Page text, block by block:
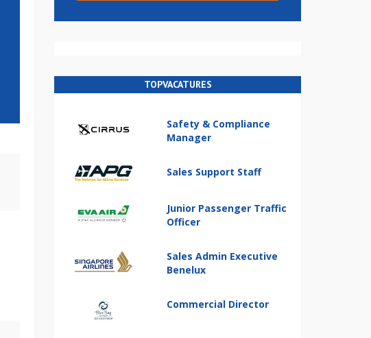
TOPVACATURES
Safety & Compliance
Manager
Sales Support Staff
Junior Passenger Traffic
Officer
Sales Admin Executive
Benelux
Commercial Director